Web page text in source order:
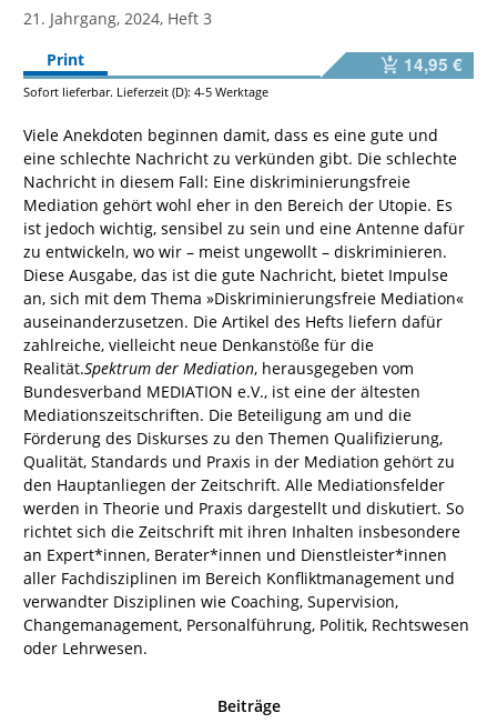
21. Jahrgang, 2024, Heft 3
Print
14,95 €
Sofort lieferbar. Lieferzeit (D): 4-5 Werktage
Viele Anekdoten beginnen damit, dass es eine gute und
eine schlechte Nachricht zu verkünden gibt. Die schlechte
Nachricht in diesem Fall: Eine diskriminierungsfreie
Mediation gehört wohl eher in den Bereich der Utopie. Es
ist jedoch wichtig, sensibel zu sein und eine Antenne dafür
zu entwickeln, wo wir – meist ungewollt – diskriminieren.
Diese Ausgabe, das ist die gute Nachricht, bietet Impulse
an, sich mit dem Thema »Diskriminierungsfreie Mediation«
auseinanderzusetzen. Die Artikel des Hefts liefern dafür
zahlreiche, vielleicht neue Denkanstöße für die
Realität.Spektrum der Mediation, herausgegeben vom
Bundesverband MEDIATION e.V., ist eine der ältesten
Mediationszeitschriften. Die Beteiligung am und die
Förderung des Diskurses zu den Themen Qualifizierung,
Qualität, Standards und Praxis in der Mediation gehört zu
den Hauptanliegen der Zeitschrift. Alle Mediationsfelder
werden in Theorie und Praxis dargestellt und diskutiert. So
richtet sich die Zeitschrift mit ihren Inhalten insbesondere
an Expert*innen, Berater*innen und Dienstleister*innen
aller Fachdisziplinen im Bereich Konfliktmanagement und
verwandter Disziplinen wie Coaching, Supervision,
Changemanagement, Personalführung, Politik, Rechtswesen
oder Lehrwesen.
Beiträge